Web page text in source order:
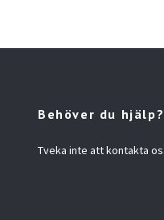
Behöver du hjälp?
Tveka inte att kontakta